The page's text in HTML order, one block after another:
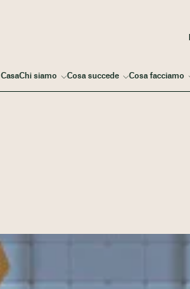
CasaChi siamo Cosa succede Cosa facciamo